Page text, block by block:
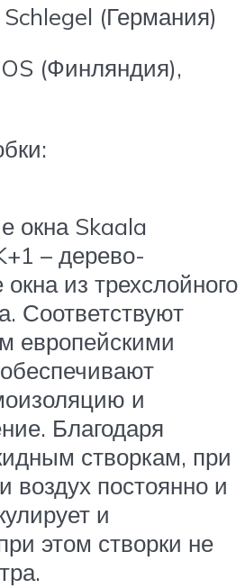
(Германия)
(Финляндия),
окна Skaala
– дерево-
из трехслойного
Соответствуют
европейскими
и
Благодаря
створкам, при
воздух постоянно и
и
этом створки не